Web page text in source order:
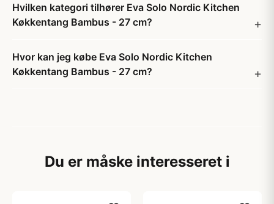
Hvilken kategori tilhører Eva Solo Nordic Kitchen
Køkkentang Bambus - 27 cm?
Hvor kan jeg købe Eva Solo Nordic Kitchen
Køkkentang Bambus - 27 cm?
Du er måske interesseret i